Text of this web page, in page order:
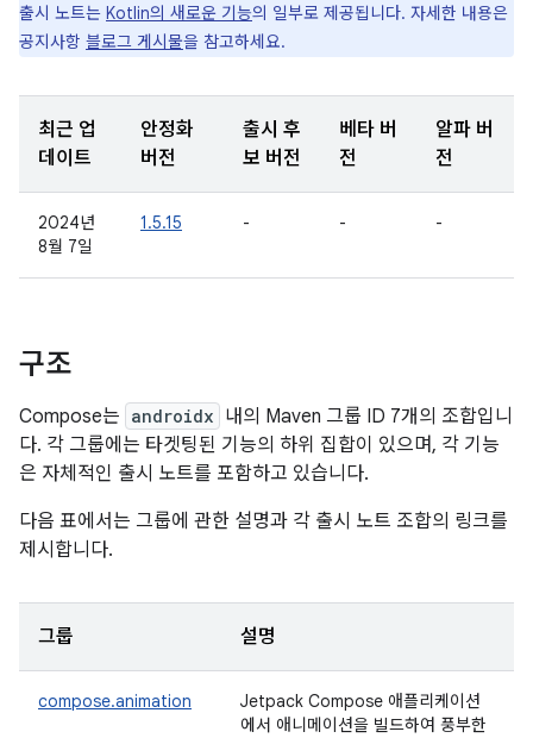
출시 노트는 Kotlin의 새로운 기능의 일부로 제공됩니다. 자세한 내용은
공지사항 블로그 게시물을 참고하세요.
최근 업
데이트
안정화
버전
출시 후
보 버전
베타 버
전
알파 버
전
2024년
8월 7일
1.5.15 - - -
구조
Compose는 androidx 내의 Maven 그룹 ID 7개의 조합입니
다. 각 그룹에는 타겟팅된 기능의 하위 집합이 있으며, 각 기능
은 자체적인 출시 노트를 포함하고 있습니다.
다음 표에서는 그룹에 관한 설명과 각 출시 노트 조합의 링크를
제시합니다.
그룹 설명
compose.animation
Jetpack Compose 애플리케이션
에서 애니메이션을 빌드하여 풍부한